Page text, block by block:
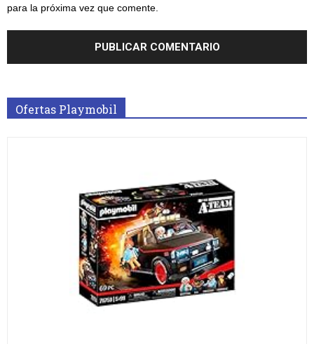
para la próxima vez que comente.
Ofertas Playmobil